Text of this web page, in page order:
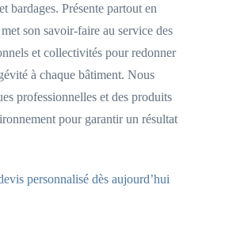
bardages. Présente partout en
son savoir-faire au service des
et collectivités pour redonner
à chaque bâtiment. Nous
professionnelles et des produits
pour garantir un résultat
personnalisé dès aujourd’hui